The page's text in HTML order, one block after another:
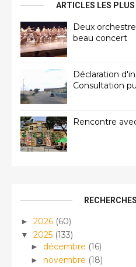
ARTICLES LES
Deux
beau concert
Déclaration
Consultation
Rencontre
► 2026 (60)
▼ 2025 (133)
► décembre (16)
► novembre (18)